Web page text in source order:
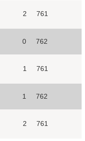
2 761
0 762
1 761
1 762
2 761